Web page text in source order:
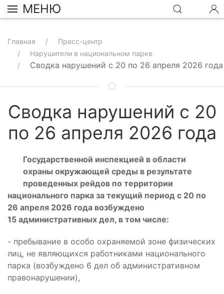
МЕНЮ
Главная
Пресс-центр
Нарушители в национальном парке
Сводка нарушений с 20 по 26 апреля 2026 года
Сводка нарушений с 20
по 26 апреля 2026 года
Государственной инспекцией в области
охраны окружающей среды в результате
проведенных рейдов по территории
национального парка за текущий период с 20 по
26 апреля 2026 года возбуждено
15 административных дел, в том числе:
- пребывание в особо охраняемой зоне физических
лиц, не являющихся работниками национального
парка (возбуждено 6 дел об административном
правонарушении),